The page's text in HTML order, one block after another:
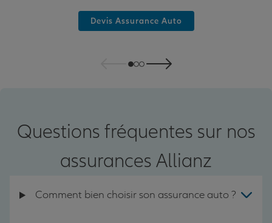
Devis Assurance Auto
Questions fréquentes sur nos
assurances Allianz
Comment bien choisir son assurance auto ?